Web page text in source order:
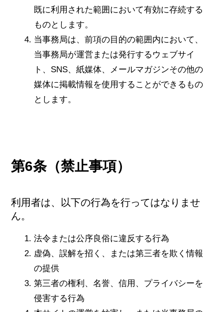
既に利用された範囲において有効に存続する
ものとします。
当事務局は、前項の目的の範囲内において、
当事務局が運営または発行するウェブサイ
ト、SNS、紙媒体、メールマガジンその他の
媒体に掲載情報を使用することができるもの
とします。
第6条（禁止事項）
利用者は、以下の行為を行ってはなりませ
ん。
法令または公序良俗に違反する行為
虚偽、誤解を招く、または第三者を欺く情報
の提供
第三者の権利、名誉、信用、プライバシーを
侵害する行為